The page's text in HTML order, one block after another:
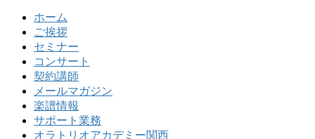
ホーム
ご挨拶
セミナー
コンサート
契約講師
メールマガジン
楽譜情報
サポート業務
オラトリオアカデミー関西